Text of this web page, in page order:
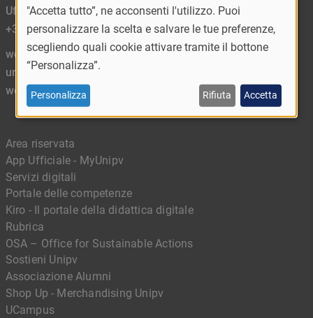
Ufficio Relazioni con il Pubblico URP
+39 0382 984450
web mail:
urp@unipv.it
webateneo@unipv.it
Area riservata
App Ufficiale - MyUnipv
Servizi digitali
Portale delle competenze
Kiro - Il portale della didattica digitale
Rubrica
OSA – Office for Sustainable Actions
Sostieni Unipv
Associazione Alumni
Shop Up - Merchandising Unipv
UCampus
"Accetta tutto”, ne acconsenti l'utilizzo. Puoi
personalizzare la scelta e salvare le tue preferenze,
scegliendo quali cookie attivare tramite il bottone
“Personalizza”.
Personalizza Rifiuta Accetta